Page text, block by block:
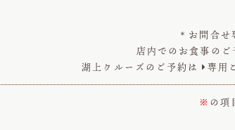
＊お問合せ
店内でのお食事の
湖上クルーズのご予約は 専用
※ の項